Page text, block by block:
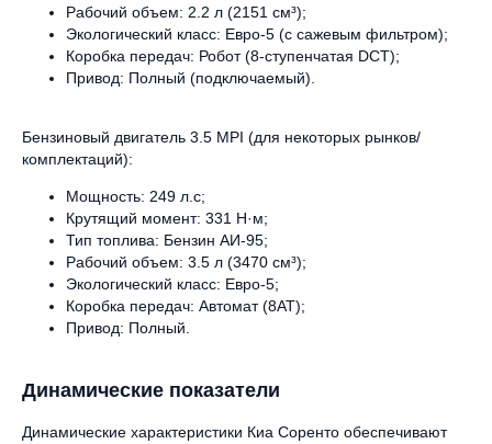
Рабочий объем: 2.2 л (2151 см³);
Экологический класс: Евро-5 (с сажевым фильтром);
Коробка передач: Робот (8-ступенчатая DCT);
Привод: Полный (подключаемый).
Бензиновый двигатель 3.5 MPI (для некоторых рынков/
комплектаций):
Мощность: 249 л.с;
Крутящий момент: 331 Н·м;
Тип топлива: Бензин АИ-95;
Рабочий объем: 3.5 л (3470 см³);
Экологический класс: Евро-5;
Коробка передач: Автомат (8AT);
Привод: Полный.
Динамические показатели
Динамические характеристики Киа Соренто обеспечивают